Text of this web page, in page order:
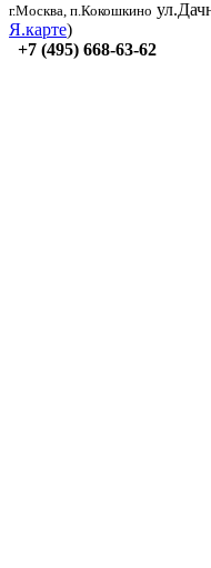
г.Москва, п.Кокошкино
Я.карте)
+7 (495) 668-63-62